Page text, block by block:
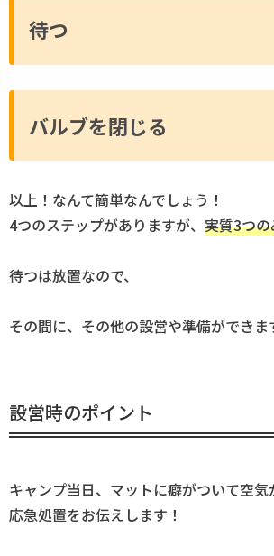
待つ
バルブを閉じる
以上！なんて簡単なんでしょう！
4つのステップがありますが、 実質3つ
待つは放置なので、
その間に、その他の設営や準備ができま
設営時のポイント
キャンプ当日、マットに癖がついて空
応急処置をお伝えします！